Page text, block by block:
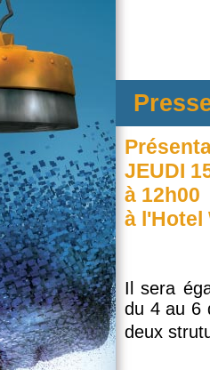
JEUDI
à 12h00
à l'Hotel
Il sera
du 4 au 6
deux